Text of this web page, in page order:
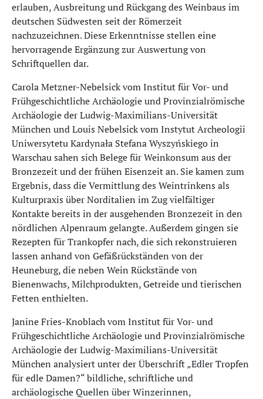
erlauben, Ausbreitung und Rückgang des Weinbaus im
deutschen Südwesten seit der Römerzeit
nachzuzeichnen. Diese Erkenntnisse stellen eine
hervorragende Ergänzung zur Auswertung von
Schriftquellen dar.
Carola Metzner-Nebelsick vom Institut für Vor- und
Frühgeschichtliche Archäologie und Provinzialrömische
Archäologie der Ludwig-Maximilians-Universität
München und Louis Nebelsick vom Instytut Archeologii
Uniwersytetu Kardynała Stefana Wyszyńskiego in
Warschau sahen sich Belege für Weinkonsum aus der
Bronzezeit und der frühen Eisenzeit an. Sie kamen zum
Ergebnis, dass die Vermittlung des Weintrinkens als
Kulturpraxis über Norditalien im Zug vielfältiger
Kontakte bereits in der ausgehenden Bronzezeit in den
nördlichen Alpenraum gelangte. Außerdem gingen sie
Rezepten für Trankopfer nach, die sich rekonstruieren
lassen anhand von Gefäßrückständen von der
Heuneburg, die neben Wein Rückstände von
Bienenwachs, Milchprodukten, Getreide und tierischen
Fetten enthielten.
Janine Fries-Knoblach vom Institut für Vor- und
Frühgeschichtliche Archäologie und Provinzialrömische
Archäologie der Ludwig-Maximilians-Universität
München analysiert unter der Überschrift „Edler Tropfen
für edle Damen?“ bildliche, schriftliche und
archäologische Quellen über Winzerinnen,